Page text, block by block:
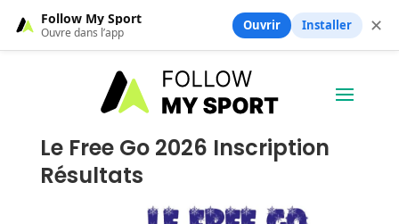
Le Free Go 2026 Inscription
Résultats
Follow My Sport
Ouvre dans l’app Ouvrir Installer ✕